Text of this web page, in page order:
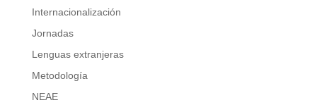
Internacionalización
Jornadas
Lenguas extranjeras
Metodología
NEAE